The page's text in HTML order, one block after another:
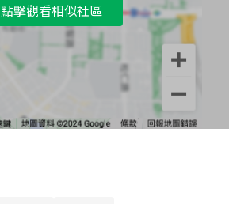
點擊觀看相似社區